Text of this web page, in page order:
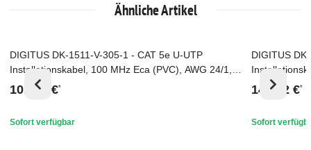
Ähnliche Artikel
Top
DIGITUS DK-1511-V-305-1 - CAT 5e U-UTP
Installationskabel, 100 MHz Eca (PVC), AWG 24/1,
305 m Karton, Sx, Grau
101,85 €*
Sofort verfügbar
Top
DIGITUS
305 m
146,62 €*
Sofort